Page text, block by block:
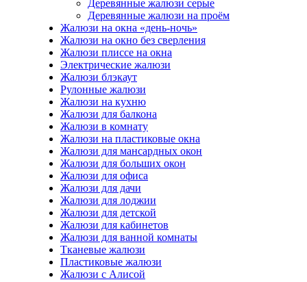
Деревянные жалюзи серые
Деревянные жалюзи на проём
Жалюзи на окна «день-ночь»
Жалюзи на окно без сверления
Жалюзи плиссе на окна
Электрические жалюзи
Жалюзи блэкаут
Рулонные жалюзи
Жалюзи на кухню
Жалюзи для балкона
Жалюзи в комнату
Жалюзи на пластиковые окна
Жалюзи для мансардных окон
Жалюзи для больших окон
Жалюзи для офиса
Жалюзи для дачи
Жалюзи для лоджии
Жалюзи для детской
Жалюзи для кабинетов
Жалюзи для ванной комнаты
Тканевые жалюзи
Пластиковые жалюзи
Жалюзи с Алисой